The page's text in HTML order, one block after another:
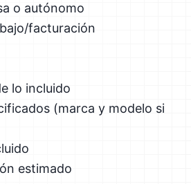
o autónomo
facturación
lo incluido
(marca y modelo si
estimado